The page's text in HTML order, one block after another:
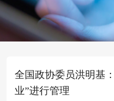
全国政协委员洪明基
业”进行管理